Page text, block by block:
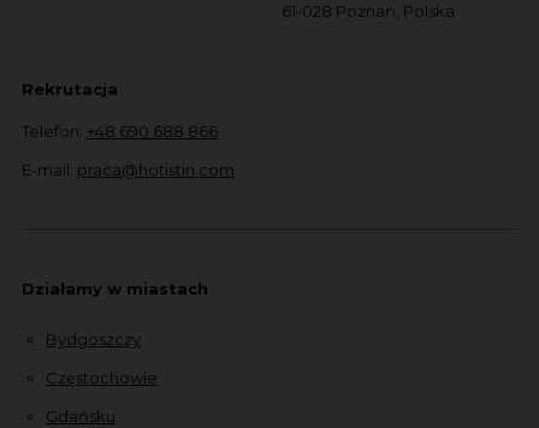
61-028 Poznań, Polska
Rekrutacja
Telefon: +48 690 688 866
E-mail: praca@hotistin.com
Działamy w miastach
Bydgoszczy
Częstochowie
Gdańsku